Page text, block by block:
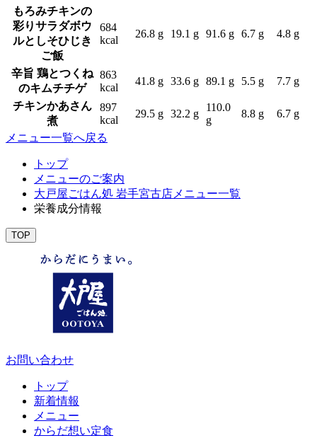
もろみチキンの
彩りサラダボウ
ルとしそひじき
ご飯
684
kcal
26.8 g 19.1 g 91.6 g 6.7 g 4.8 g
辛旨 鶏とつくね
のキムチチゲ
863
kcal
41.8 g 33.6 g 89.1 g 5.5 g 7.7 g
チキンかあさん
煮
897
kcal
29.5 g 32.2 g
110.0
g
8.8 g
6.7 g
メニュー一覧へ戻る
トップ
メニューのご案内
大戸屋ごはん処 岩手宮古店メニュー一覧
栄養成分情報
TOP
お問い合わせ
トップ
新着情報
メニュー
からだ想い定食